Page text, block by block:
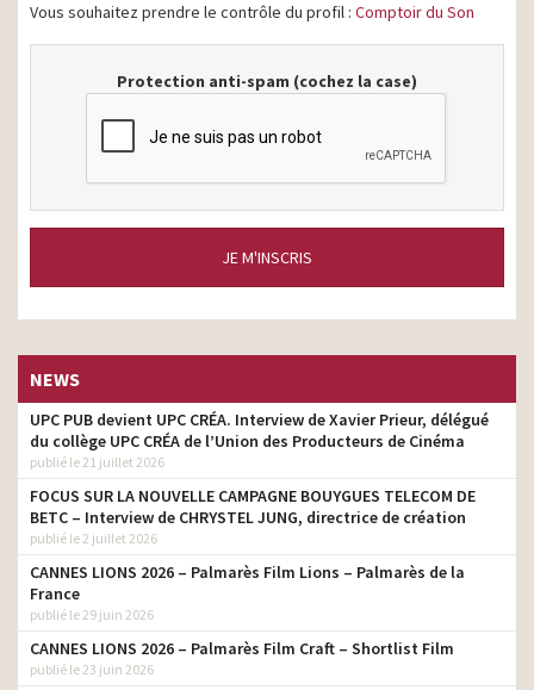
Vous souhaitez prendre le contrôle du profil : Comptoir du Son
Protection anti-spam (cochez la case)
JE M'INSCRIS
NEWS
UPC PUB devient UPC CRÉA. Interview de Xavier Prieur, délégué
du collège UPC CRÉA de l’Union des Producteurs de Cinéma
publié le 21 juillet 2026
FOCUS SUR LA NOUVELLE CAMPAGNE BOUYGUES TELECOM DE
BETC – Interview de CHRYSTEL JUNG, directrice de création
publié le 2 juillet 2026
CANNES LIONS 2026 – Palmarès Film Lions – Palmarès de la
France
publié le 29 juin 2026
CANNES LIONS 2026 – Palmarès Film Craft – Shortlist Film
publié le 23 juin 2026